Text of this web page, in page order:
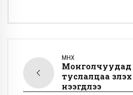
ӨМНӨХ
Монголчуудад
туслалцаа
нээгдлээ